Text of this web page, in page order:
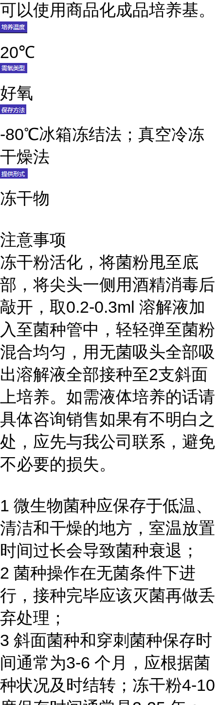
可以使用商品化成品培养基。
20℃
好氧
-80℃冰箱冻结法；真空冷冻
干燥法
冻干物
注意事项
冻干粉活化，将菌粉甩至底
部，将尖头一侧用酒精消毒后
敲开，取0.2-0.3ml 溶解液加
入至菌种管中，轻轻弹至菌粉
混合均匀，用无菌吸头全部吸
出溶解液全部接种至2支斜面
上培养。如需液体培养的话请
具体咨询销售如果有不明白之
处，应先与我公司联系，避免
不必要的损失。
1 微生物菌种应保存于低温、
清洁和干燥的地方，室温放置
时间过长会导致菌种衰退；
2 菌种操作在无菌条件下进
行，接种完毕应该灭菌再做丢
弃处理；
3 斜面菌种和穿刺菌种保存时
间通常为3-6 个月，应根据菌
种状况及时结转；冻干粉4-10